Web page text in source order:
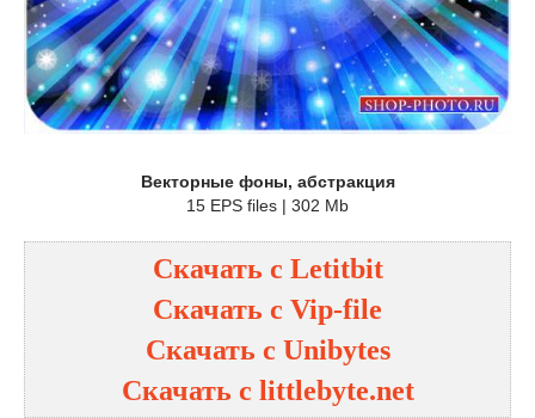
Векторные фоны, абстракция
15 EPS files | 302 Mb
Скачать с Letitbit
Скачать с Vip-file
Скачать с Unibytes
Скачать с littlebyte.net